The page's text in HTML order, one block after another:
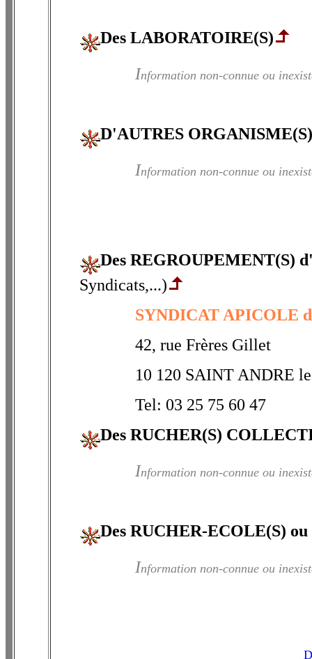
Des LABORATOIRE(S)
Information non-connue ou
D'AUTRES
Information non-connue ou
Des REGROUPEMENT(S)
Syndicats,...)
SYNDICAT APICOLE
42, rue Frères Gillet
10 120 SAINT ANDRE
Tel: 03 25 75 60 47
Des RUCHER(S)
Information non-connue ou
Des RUCHER-ECOLE(S)
Information non-connue ou